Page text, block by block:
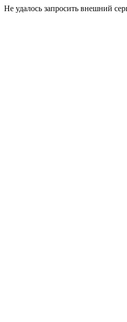
Не удалось запросить внешний